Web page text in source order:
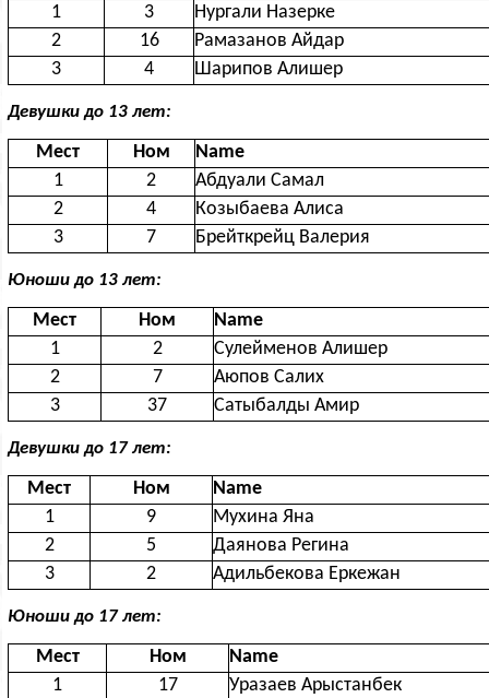
1
3
Нургали Назерке
2
16
Рамазанов Айдар
3
4 Шарипов Алишер
Девушки до 13 лет:
Мест Ном
Name
1
2
Абдуали Самал
2
4
Козыбаева Алиса
3
7 Брейткрейц Валерия
Юноши до 13 лет:
Мест Ном
Name
1
2
Сулейменов Алишер
2
7
Аюпов Салих
3
37 Сатыбалды Амир
Девушки до 17 лет:
Мест Ном
Name
1
9
Мухина Яна
2
5
Даянова Регина
3
2 Адильбекова Еркежан
Юноши до 17 лет:
Мест Ном
Name
1
17
Уразаев Арыстанбек